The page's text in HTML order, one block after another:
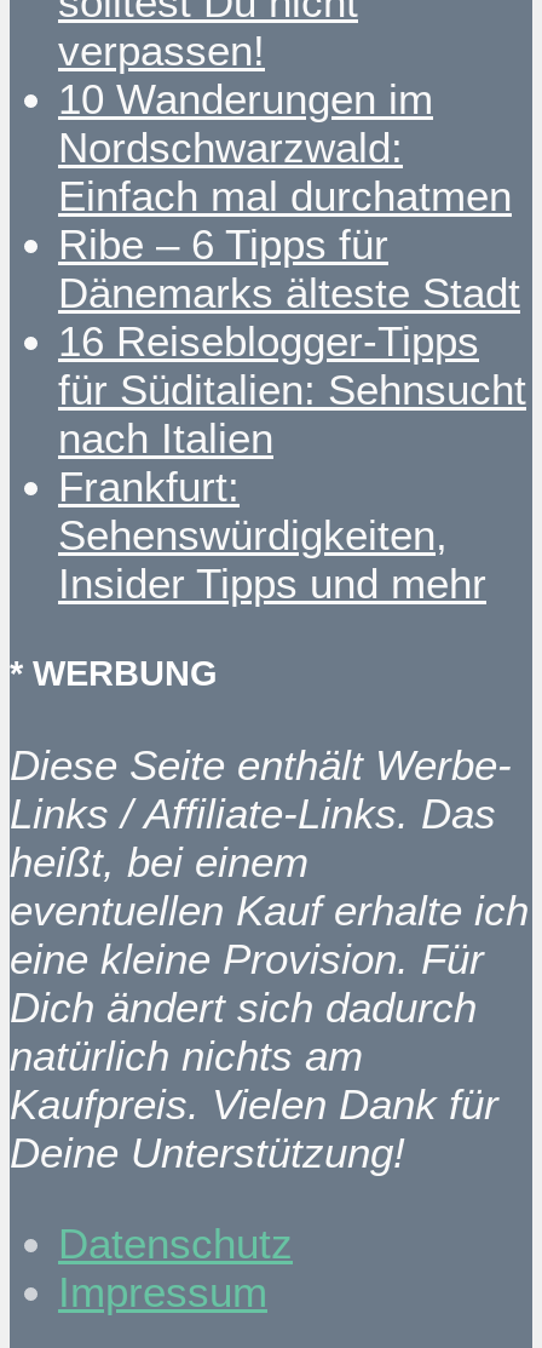
verpassen!
10 Wanderungen im
Nordschwarzwald:
Einfach mal durchatmen
Ribe – 6 Tipps für
Dänemarks älteste Stadt
16 Reiseblogger-Tipps
für Süditalien: Sehnsucht
nach Italien
Frankfurt:
Sehenswürdigkeiten,
Insider Tipps und mehr
* WERBUNG
Diese Seite enthält Werbe-
Links / Affiliate-Links. Das
heißt, bei einem
eventuellen Kauf erhalte ich
eine kleine Provision. Für
Dich ändert sich dadurch
natürlich nichts am
Kaufpreis. Vielen Dank für
Deine Unterstützung!
Datenschutz
Impressum